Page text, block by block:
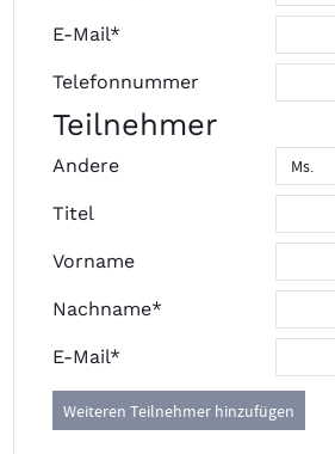
E-Mail*
Telefonnummer
Teilnehmer
Andere
Titel
Vorname
Nachname*
E-Mail*
Weiteren Teilnehmer hinzufügen